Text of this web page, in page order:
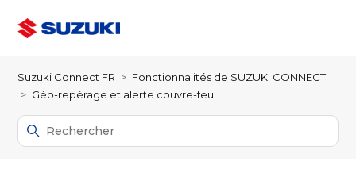
Suzuki Connect FR
Fonctionnalités de SUZUKI CONNECT
Géo-repérage et alerte couvre-feu